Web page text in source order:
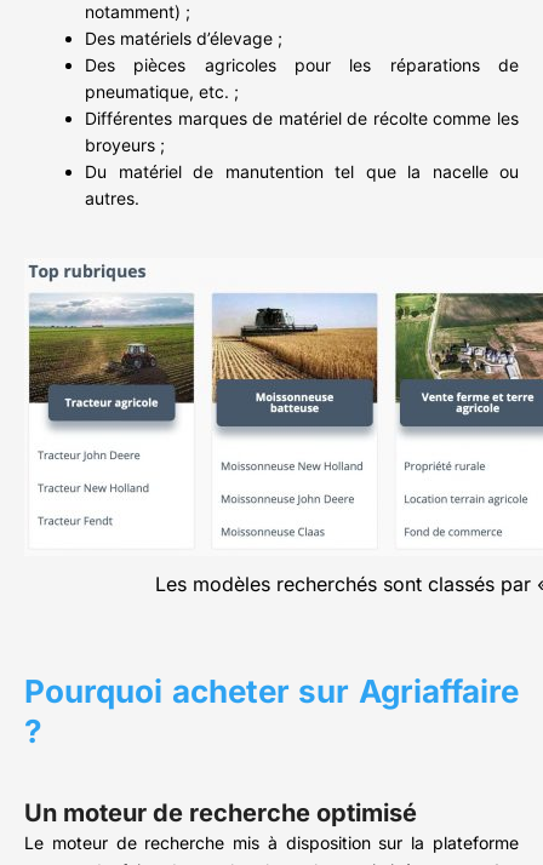
notamment) ;
Des matériels d’élevage ;
Des pièces agricoles pour les réparations de
pneumatique, etc. ;
Différentes marques de matériel de récolte comme les
broyeurs ;
Du matériel de manutention tel que la nacelle ou
autres.
Les modèles recherchés sont classés par
Pourquoi acheter sur Agriaffaire
?
Un moteur de recherche optimisé
Le moteur de recherche mis à disposition sur la plateforme